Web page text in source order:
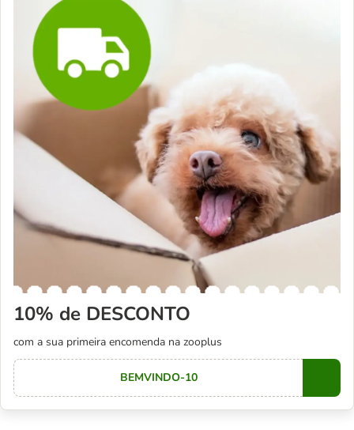
10% de DESCONTO
com a sua primeira encomenda na zooplus
BEMVINDO-10